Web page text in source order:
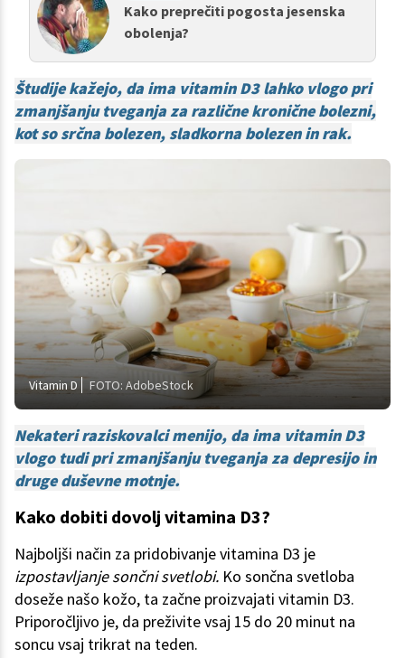
Kako preprečiti pogosta jesenska
obolenja?
Študije kažejo, da ima vitamin D3 lahko vlogo pri
zmanjšanju tveganja za različne kronične bolezni,
kot so srčna bolezen, sladkorna bolezen in rak.
Vitamin D FOTO: AdobeStock
Nekateri raziskovalci menijo, da ima vitamin D3
vlogo tudi pri zmanjšanju tveganja za depresijo in
druge duševne motnje.
Kako dobiti dovolj vitamina D3?
Najboljši način za pridobivanje vitamina D3 je
izpostavljanje sončni svetlobi. Ko sončna svetloba
doseže našo kožo, ta začne proizvajati vitamin D3.
Priporočljivo je, da preživite vsaj 15 do 20 minut na
soncu vsaj trikrat na teden.